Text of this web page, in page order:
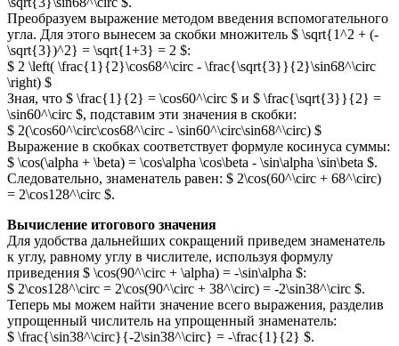
Преобразуем выражение методом введения вспомогательного
угла. Для этого вынесем за скобки множитель $ \sqrt{1^2 + (-
\sqrt{3})^2} = \sqrt{1+3} = 2 $:
$ 2 \left( \frac{1}{2}\cos68^\circ - \frac{\sqrt{3}}{2}\sin68^\circ
\right) $
Зная, что $ \frac{1}{2} = \cos60^\circ $ и $ \frac{\sqrt{3}}{2} =
\sin60^\circ $, подставим эти значения в скобки:
$ 2(\cos60^\circ\cos68^\circ - \sin60^\circ\sin68^\circ) $
Выражение в скобках соответствует формуле косинуса суммы:
$ \cos(\alpha + \beta) = \cos\alpha \cos\beta - \sin\alpha \sin\beta $.
Следовательно, знаменатель равен: $ 2\cos(60^\circ + 68^\circ)
= 2\cos128^\circ $.
Вычисление итогового значения
Для удобства дальнейших сокращений приведем знаменатель
к углу, равному углу в числителе, используя формулу
приведения $ \cos(90^\circ + \alpha) = -\sin\alpha $:
$ 2\cos128^\circ = 2\cos(90^\circ + 38^\circ) = -2\sin38^\circ $.
Теперь мы можем найти значение всего выражения, разделив
упрощенный числитель на упрощенный знаменатель:
$ \frac{\sin38^\circ}{-2\sin38^\circ} = -\frac{1}{2} $.